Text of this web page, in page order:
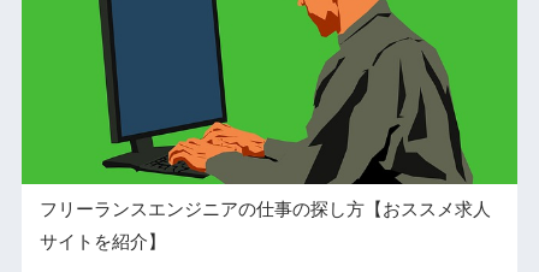
フリーランスエンジニアの仕事の探し方【おススメ求人
サイトを紹介】